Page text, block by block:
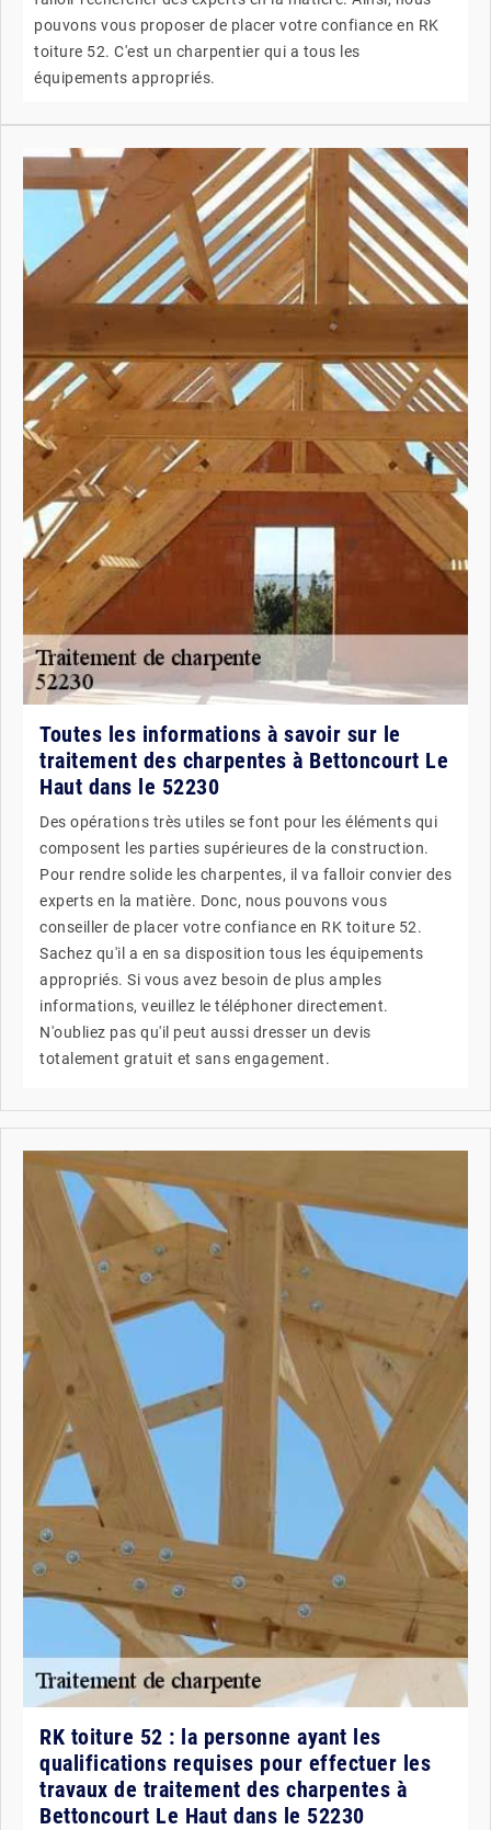
pouvons vous proposer de placer votre confiance en RK
toiture 52. C'est un charpentier qui a tous les
équipements appropriés.
Toutes les informations à savoir sur le
traitement des charpentes à Bettoncourt Le
Haut dans le 52230
Des opérations très utiles se font pour les éléments qui
composent les parties supérieures de la construction.
Pour rendre solide les charpentes, il va falloir convier des
experts en la matière. Donc, nous pouvons vous
conseiller de placer votre confiance en RK toiture 52.
Sachez qu'il a en sa disposition tous les équipements
appropriés. Si vous avez besoin de plus amples
informations, veuillez le téléphoner directement.
N'oubliez pas qu'il peut aussi dresser un devis
totalement gratuit et sans engagement.
RK toiture 52 : la personne ayant les
qualifications requises pour effectuer les
travaux de traitement des charpentes à
Bettoncourt Le Haut dans le 52230